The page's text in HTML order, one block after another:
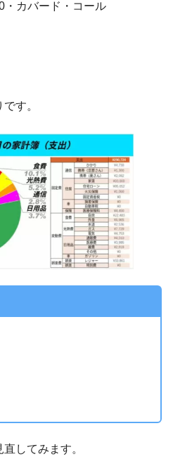
・カバード・コール
す。
してみます。